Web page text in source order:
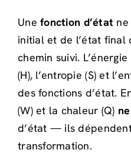
Unefonction d’état
initial et de l’état final
chemin suivi.
(H), l’entropie (S) et
des fonctions d’état.
(W) et la chaleur (Q)
d’état — ils
transformation.